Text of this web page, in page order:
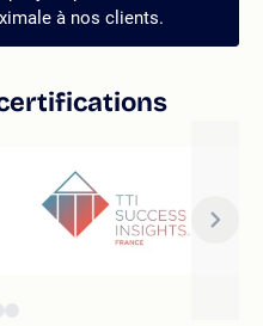
à nos clients.